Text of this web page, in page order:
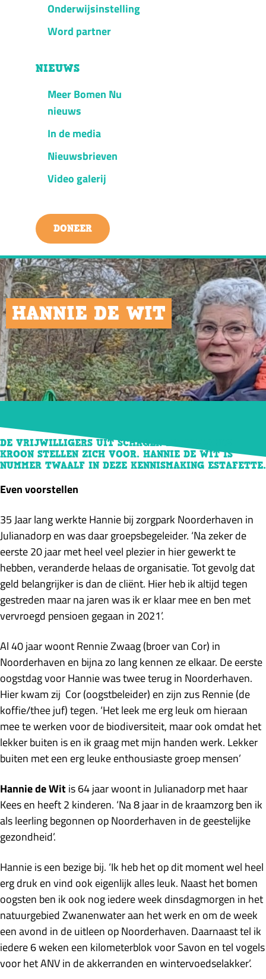
Onderwijsinstelling
Word partner
NIEUWS
Meer Bomen Nu
nieuws
In de media
Nieuwsbrieven
Video galerij
DONEER
HANNIE DE WIT
23/12/2024
DE VRIJWILLIGERS UIT SCHAGEN EN HOLLANDS
KROON STELLEN ZICH VOOR. HANNIE DE WIT IS
NUMMER TWAALF IN DEZE KENNISMAKING ESTAFETTE.
Even voorstellen
35 Jaar lang werkte Hannie bij zorgpark Noorderhaven in
Julianadorp en was daar groepsbegeleider. ‘Na zeker de
eerste 20 jaar met heel veel plezier in hier gewerkt te
hebben, veranderde helaas de organisatie. Tot gevolg dat
geld belangrijker is dan de cliënt. Hier heb ik altijd tegen
gestreden maar na jaren was ik er klaar mee en ben met
vervroegd pensioen gegaan in 2021’.
Al 40 jaar woont Rennie Zwaag (broer van Cor) in
Noorderhaven en bijna zo lang kennen ze elkaar. De eerste
oogstdag voor Hannie was twee terug in Noorderhaven.
Hier kwam zij Cor (oogstbeleider) en zijn zus Rennie (de
koffie/thee juf) tegen. ‘Het leek me erg leuk om hieraan
mee te werken voor de biodiversiteit, maar ook omdat het
lekker buiten is en ik graag met mijn handen werk. Lekker
buiten met een erg leuke enthousiaste groep mensen’
Hannie de Witis 64 jaar woont in Julianadorp met haar
Kees en heeft 2 kinderen. ‘Na 8 jaar in de kraamzorg ben ik
als leerling begonnen op Noorderhaven in de geestelijke
gezondheid’.
Hannie is een bezige bij. ‘Ik heb het op dit moment wel heel
erg druk en vind ook eigenlijk alles leuk. Naast het bomen
oogsten ben ik ook nog iedere week dinsdagmorgen in het
natuurgebied Zwanenwater aan het werk en om de week
een avond in de uitleen op Noorderhaven. Daarnaast tel ik
iedere 6 weken een kilometerblok voor Savon en tel vogels
voor het ANV in de akkerranden en wintervoedselakker’.